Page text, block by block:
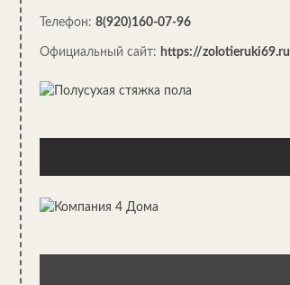
Телефон: 8(920)160-07-96
Официальный сайт: https://zolotieruki69.ru